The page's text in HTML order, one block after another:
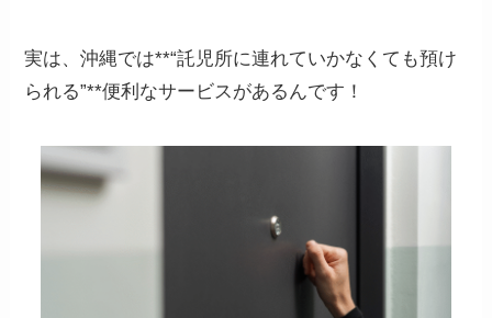
実は、沖縄では**“託児所に連れていかなくても預け
られる”**便利なサービスがあるんです！